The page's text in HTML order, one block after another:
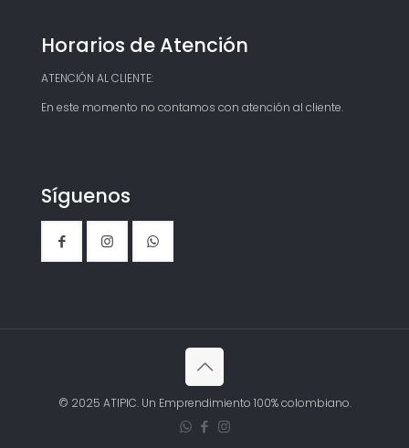
Horarios de Atención
ATENCIÓN AL CLIENTE:
En este momento no contamos con atención al cliente.
Síguenos
© 2025 ATIPIC. Un Emprendimiento 100% colombiano.